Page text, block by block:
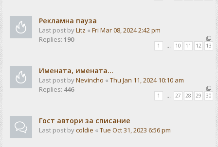
Рекламна пауза
Last post byLitz « Fri Mar 08, 2024 2:42 pm
Replies: 190
1 … 10 11 12 13
Имената, имената...
Last post byNevincho « Thu Jan 11, 2024 10:10 am
Replies: 446
1 … 27 28 29 30
Гост автори за списание
Last post bycoldie « Tue Oct 31, 2023 6:56 pm